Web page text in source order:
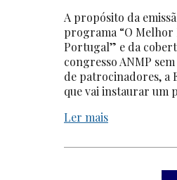
A propósito da
programa “O Melhor
Portugal” e da
congresso ANMP
de patrocinadores, a
que vai instaurar um
Ler mais